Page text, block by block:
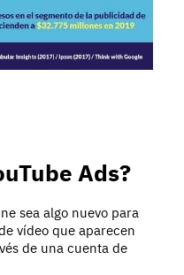
Ads?
sea algo nuevo para
vídeo que aparecen
de una cuenta de